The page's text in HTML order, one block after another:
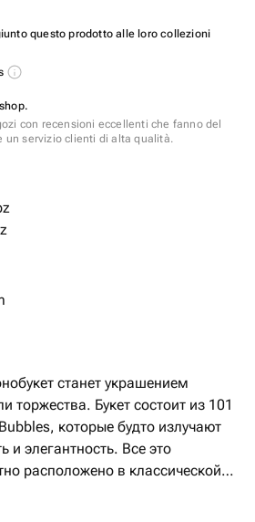
questo prodotto alle loro collezioni
con recensioni eccellenti che fanno del
un servizio clienti di alta qualità.
станет украшением
торжества. Букет состоит из 101
которые будто излучают
и элегантность. Все это
расположено в классической
букету особую теплоту и